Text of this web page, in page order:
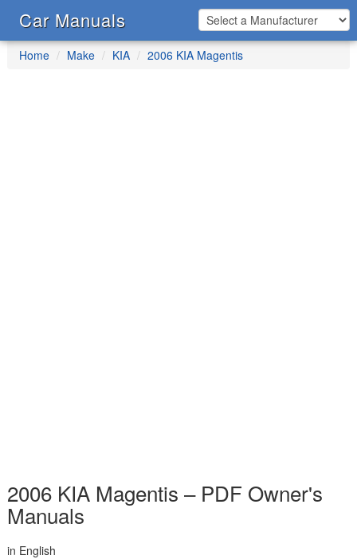
Car Manuals
Home Make KIA 2006 KIA Magentis
2006 KIA Magentis – PDF Owner's
Manuals
in English